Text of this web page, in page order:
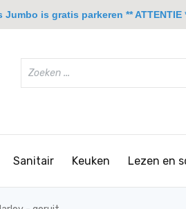
Sanitair Keuken Lezen en
is gratis parkeren ** ATTENTIE